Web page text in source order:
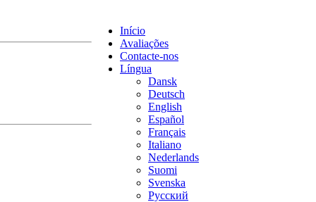
Início
Avaliações
Contacte-nos
Língua
Dansk
Deutsch
English
Español
Français
Italiano
Nederlands
Suomi
Svenska
Русский